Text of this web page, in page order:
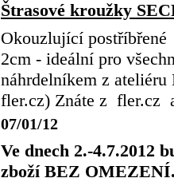
Štrasové kroužky
Okouzlující
2cm - ideální pro
náhrdelníkem z
fler.cz) Znáte z fler.cz
07/01/12
Ve dnech 2.-4.7.2012
zboží BEZ